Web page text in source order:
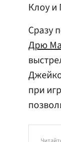
Клоу и
Сразу
Дрю
при